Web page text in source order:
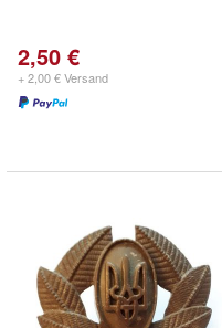
2,50 €
+ 2,00 € Versand